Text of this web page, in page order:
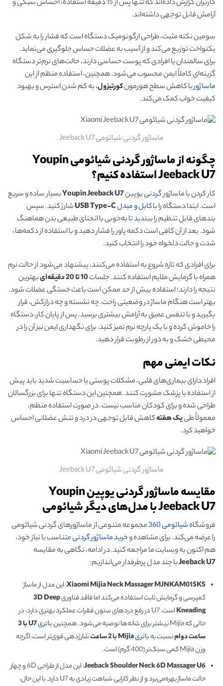
کاربران گزارش داده‌اند که تنها پس از 15 دقیقه استفاده، احساس سبکی و
آرامش قابل توجهی داشته‌اند.
سومین نکته مثبت، طراحی ارگونومیک دستگاه است که فشار را به شکل
یکنواخت توزیع می‌کند و از آسیب به عضلات حساس جلوگیری می‌نماید.
برای سالمندان یا افرادی که پوست حساسی دارند، حالت‌های نرم‌تر دستگاه
گزینه‌ای کاملاً ایمن محسوب می‌شود. همچنین، استفاده منظم از این
ماساژوربا کاهش سطح هورمونکورتیزول، به کم شدن استرس و بهبود
کیفیت خواب کمک می‌کند.
ماساژور گردنی شیائومی Jeeback U7
چگونه از ماساژور گردنی شیائومی Youpin
Jeeback U7 استفاده کنیم؟
کار کردن با ماساژور گردنی یوپینYoupin Jeeback U7بسیار ساده و سریع
است. ابتدا دستگاه را باکابل و مبدلUSB Type-Cشارژ کنید. سپس
بندهای قابل تنظیم را ببندید تا به‌خوبی با انحنای طبیعی بدن هماهنگ
شود. بعد از آن کافی است دکمه پاور را فشار دهید و با استفاده از دکمه‌ها،
شدت و حالت دلخواه خود را انتخاب کنید.
برای افرادی که تازه شروع به استفاده می‌کنند، پیشنهاد می‌شود از حالت نرم
همراه با گرمایش ملایم استفاده کنند. جلسات10تا 20 دقیقه‌ای
بهترین
نتیجه را دارند؛ استفاده بیش از حد ممکن است باعث خستگی عضلات شود.
بهتر است هنگام ماساژ در وضعیتی راحت، چه نشسته و چه درازکش، قرار
بگیرید و با تنفس عمیق به آرامش بیشتری برسید. پس از پایان کار، دستگاه
را خاموش کرده و با یک پارچه نرم تمیز کنید. برای نگهداری ایمن نیز آن را در
محیطی خشک و به دور از رطوبت قرار دهید.
نکات ایمنی مهم
افراد دارای بیماری‌های قلبی، مشکلات پوستی یا حساسیت شدید باید پیش
از استفاده با پزشک مشورت کنند. همچنین این دستگاه تنها برای بزرگسالان
طراحی شده و برای کودکان مناسب نیست. در صورت استفاده منظم،
معمولاً طییک هفتهکاهش قابل توجهی در درد و تنش عضلانی احساس
خواهید کرد.
ماساژور گردنی شیائومی Jeeback U7
مقایسه ماساژور گردنی یوپین Youpin
Jeeback U7 با مدل‌های دیگر شیائومی
فروشگاهشیائومی 360
مجموعه متنوعی از ماساژورهای گردنی شیائومی
را عرضه می‌کند. برای مشاهده وخرید ماساژور گردنیمتناسب با نیاز خود،
هم اکنون به وبسایت ما مراجعه کنید. در ادامه، نگاهی به مقایسه
Jeeback U7با چند مدل پرطرفدار می‌اندازیم:
Xiaomi Mijia Neck Massager MJNKAM01SKS: این مدل از ماساژ
کمپرسی و گرمایش ثابت استفاده می‌کند اما فاقد فناوری3D Deep
Kneading
است. U7 در رفع دردهای ستون فقرات عملکرد بهتری دارد، در
حالی که Mijia بیشتر برای شانه‌ها توصیه می‌شود. همچنین
باتریU7
با 3
ساعت دوامنسبت بهباتریMijiaبا 2 ساعت
شارژدهی قوی‌تر است، اگرچه
وزن Mijia کمی سبک‌تر (400 گرم) است.
Jeeback Shoulder Neck 6D Massager U6
: این مدل از طراحی 6D و چهار
حالت ماساژ بهره‌می‌برد و از نظر کارایی شباهت زیادی به U7 دارد. با این حال،